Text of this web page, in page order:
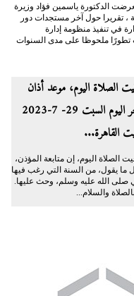
الدكتورة ياسمين فؤاد وزيرة
، تقريرا حول آخر مستجدات دور
في تنفيذ منظومة إدارة
تطورًا ملحوظا على مدى السنوات
الصلاة اليوم، موعد أذان
الفجر اليوم السبت 29- 7-2023
القاهرة...
الصلاة اليوم، إن متابعة المؤذن،
ما يقول، من السنة التي رغب فيها
صلى الله عليه وسلم، وحث عليها.
والسلام...